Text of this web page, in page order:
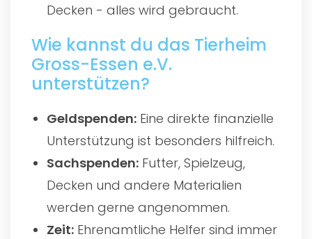
Decken - alles wird gebraucht.
Wie kannst du das Tierheim
Gross-Essen e.V.
unterstützen?
Geldspenden: Eine direkte finanzielle
Unterstützung ist besonders hilfreich.
Sachspenden: Futter, Spielzeug,
Decken und andere Materialien
werden gerne angenommen.
Zeit: Ehrenamtliche Helfer sind immer